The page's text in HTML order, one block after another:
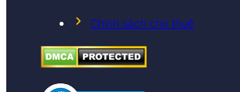
Chính sách cho thuê